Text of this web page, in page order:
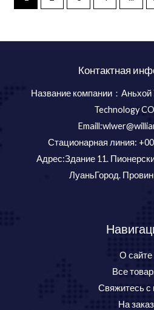
Контактная
Название компании：
Technology
Стационарная линия:
Адрес:Здание 11.
ЛуаньГород.
О сайте
Все
Свяжитесь с
На заказ